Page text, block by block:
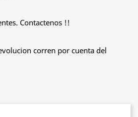
Contactenos !!
corren por cuenta del